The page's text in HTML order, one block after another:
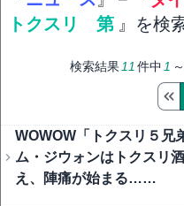
トクスリ 第 』を検
検索結果 11 件中 1 ～
WOWOW「トクスリ５兄
ム・ジウォンはトクスリ
え、陣痛が始まる……